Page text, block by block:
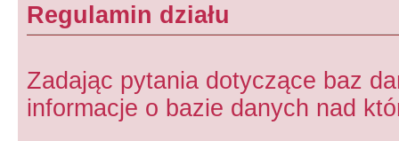
Regulamin działu
Zadając pytania dotyczące baz
informacje o bazie danych nad